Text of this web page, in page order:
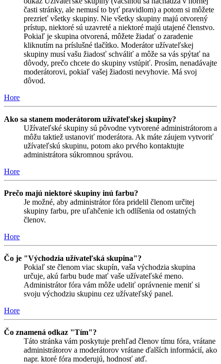
časti stránky, ale nemusí to byť pravidlom) a potom si môžete
prezrieť všetky skupiny. Nie všetky skupiny majú otvorený
prístup, niektoré sú uzavreté a niektoré majú utajené členstvo.
Pokiaľ je skupina otvorená, môžete žiadať o zaradenie
kliknutím na príslušné tlačítko. Moderátor užívateľskej
skupiny musí vašu žiadosť schváliť a môže sa vás spýtať na
dôvody, prečo chcete do skupiny vstúpiť. Prosím, nenadávajte
moderátorovi, pokiaľ vašej žiadosti nevyhovie. Má svoj
dôvod.
Hore
Ako sa stanem moderátorom užívateľskej skupiny?
Užívateľské skupiny sú pôvodne vytvorené administrátorom a
môžu taktiež ustanoviť moderátora. Ak máte záujem vytvoriť
užívateľskú skupinu, potom ako prvého kontaktujte
administrátora súkromnou správou.
Hore
Prečo majú niektoré skupiny inú farbu?
Je možné, aby administrátor fóra pridelil členom určitej
skupiny farbu, pre uľahčenie ich odlíšenia od ostatných
členov.
Hore
Čo je "Východzia užívateľská skupina"?
Pokiaľ ste členom viac skupín, vaša východzia skupina
určuje, akú farbu bude mať vaše užívateľské meno.
Administrátor fóra vám môže udeliť oprávnenie meniť si
svoju východziu skupinu cez užívateľský panel.
Hore
Čo znamená odkaz "Tím"?
Táto stránka vám poskytuje prehľad členov tímu fóra, vrátane
administrátorov a moderátorov vrátane ďalších informácií, ako
napr. ktoré fóra moderujú, hodnosť atď.